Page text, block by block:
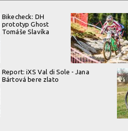
Bikecheck: DH
prototyp Ghost
Tomáše Slavíka
Report: iXS Val di Sole - Jana
Bártová bere zlato